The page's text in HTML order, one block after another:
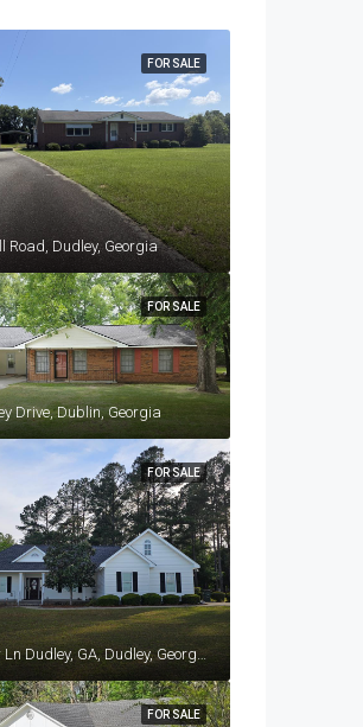
FOR SALE
Road, Dudley, Georgia
FOR SALE
Drive, Dublin, Georgia
FOR SALE
176 Turner Ln Dudley, GA, Dudley, Georgia
FOR SALE